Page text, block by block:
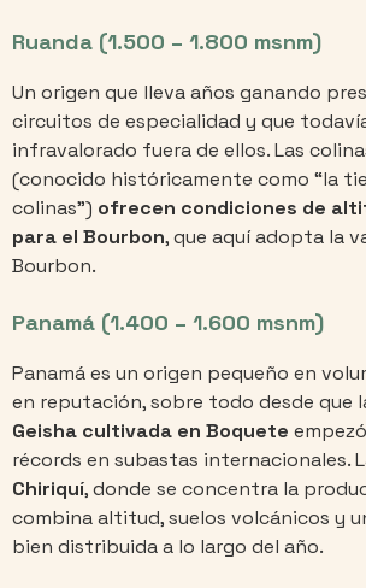
Ruanda (1.500 – 1.800 msnm)
Un origen que lleva años ganando
circuitos de especialidad y que
infravalorado fuera de ellos. Las
(conocido históricamente como “la
colinas”) ofrecen condiciones de
para el Bourbon, que aquí adopta la
Bourbon.
Panamá (1.400 – 1.600 msnm)
Panamá es un origen pequeño en
en reputación, sobre todo desde que
Geisha cultivada en Boquete
récords en subastas internacionales.
Chiriquí, donde se concentra la
combina altitud, suelos volcánicos y
bien distribuida a lo largo del año.